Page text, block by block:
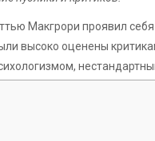
Макгрори проявил
высоко оценены